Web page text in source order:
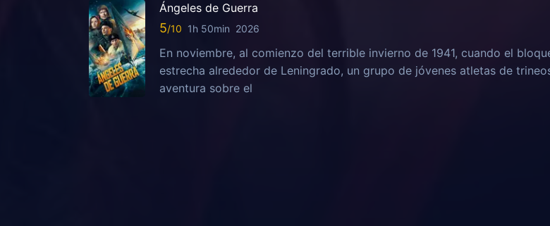
Ángeles de Guerra
5 1h 50min 2026
En noviembre, al comienzo del terrible invierno de 1941, cuando el
estrecha alrededor de Leningrado, un grupo de jóvenes atletas de
aventura sobre el